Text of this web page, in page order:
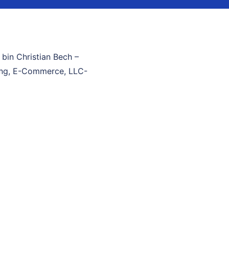
Christian Bech –
E-Commerce, LLC-